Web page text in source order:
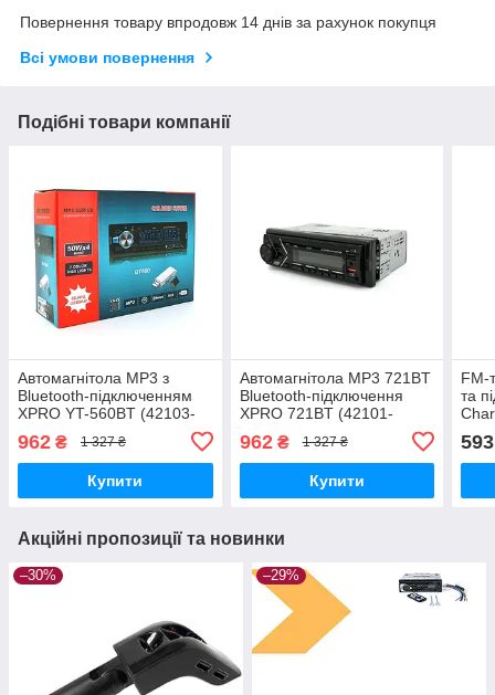
Повернення товару впродовж 14 днів за рахунок покупця
Всі умови повернення
Подібні товари компанії
Автомагнітола MP3 з
Bluetooth-підключенням
XPRO YT-560BT (42103-
962 ₴ 1 327 ₴
Купити
Автомагнітола MP3 721BT
Bluetooth-підключення
XPRO 721BT (42101-
962₴ 1 327 ₴
Купити
FM-
та
593
Акційні пропозиції та новинки
–30% –29%